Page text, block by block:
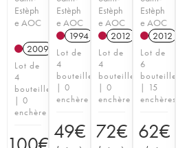
Estèph
e AOC
2009
Lot de
4
bouteilles
| 0
enchère
Estèph
e AOC
1994
Lot de
4
bouteilles
| 0
enchère
49€
Estèph
e AOC
2012
Lot de
4
bouteilles
| 0
enchère
72€
Estèph
e AOC
2012
Lot de
6
bouteilles
| 15
enchères
62€